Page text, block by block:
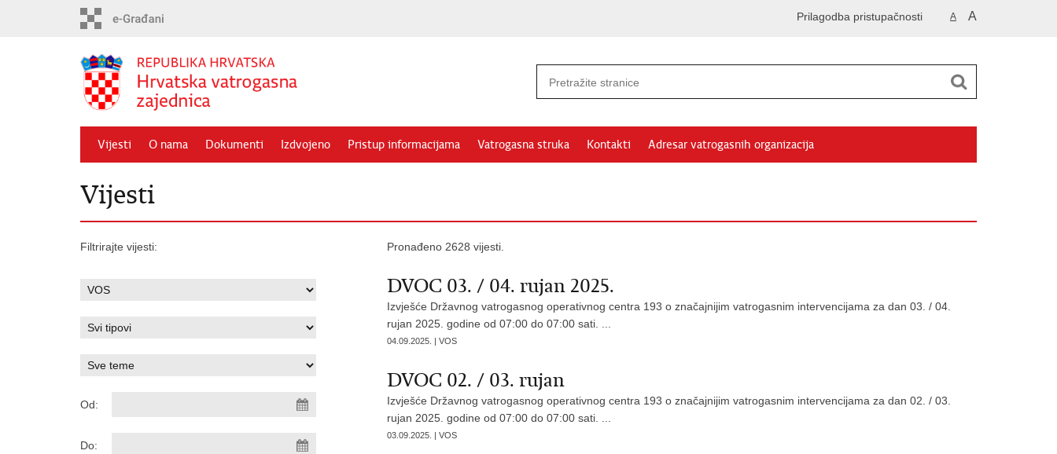
A A
Prilagodba pristupačnosti
Vijesti O nama Dokumenti Izdvojeno Pristup informacijama Vatrogasna struka Kontakti Adresar vatrogasnih organizacija
Vijesti
Filtrirajte vijesti:
Od:
Do:
Pronađeno 2628 vijesti.
DVOC 03. / 04. rujan 2025.
Izvješće Državnog vatrogasnog operativnog centra 193 o značajnijim vatrogasnim intervencijama za dan 03. / 04.
rujan 2025. godine od 07:00 do 07:00 sati. ...
04.09.2025. | VOS
DVOC 02. / 03. rujan
Izvješće Državnog vatrogasnog operativnog centra 193 o značajnijim vatrogasnim intervencijama za dan 02. / 03.
rujan 2025. godine od 07:00 do 07:00 sati. ...
03.09.2025. | VOS